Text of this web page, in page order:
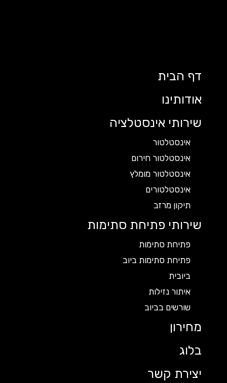
דף הבית
אודותינו
שירותי אינסטלציה
אינסטלטור
אינסטלטור חירום
אינסטלטור מומלץ
אינסטלטורים
תיקון מרזב
שירותי פתיחת סתימות
פתיחת סתימות
פתיחת סתימות ביוב
ביובית
איתור נזילות
שורשים בביוב
מחירון
בלוג
יצירת קשר